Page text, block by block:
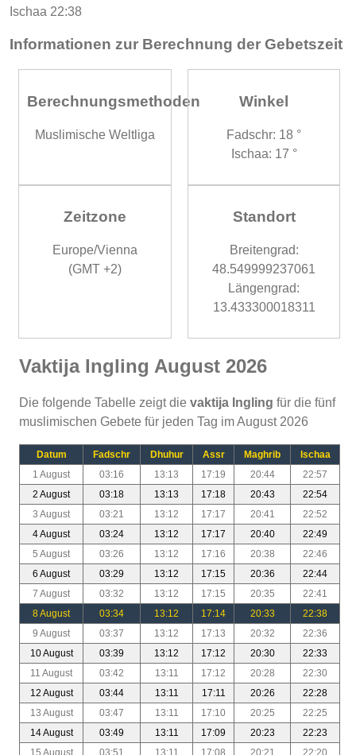
Ischaa 22:38
Informationen zur Berechnung der Gebetszeit
Berechnungsmethoden
Muslimische Weltliga
Winkel
Fadschr: 18 °
Ischaa: 17 °
Zeitzone
Europe/Vienna
(GMT +2)
Standort
Breitengrad:
48.549999237061
Längengrad:
13.433300018311
Vaktija Ingling August 2026
Die folgende Tabelle zeigt die vaktija Ingling für die fünf
muslimischen Gebete für jeden Tag im August 2026
Datum Fadschr Dhuhur Assr Maghrib
Ischaa
1 August
03:16 13:13 17:19 20:44
22:57
2 August
03:18 13:13 17:18 20:43
22:54
3 August
03:21 13:12 17:17 20:41
22:52
4 August
03:24 13:12 17:17 20:40
22:49
5 August
03:26 13:12 17:16 20:38
22:46
6 August
03:29 13:12 17:15 20:36
22:44
7 August
03:32 13:12 17:15 20:35
22:41
8 August
03:34 13:12 17:14 20:33
22:38
9 August
03:37 13:12 17:13 20:32
22:36
10 August
03:39 13:12 17:12 20:30
22:33
11 August
03:42 13:11 17:12 20:28
22:30
12 August
03:44 13:11 17:11 20:26
22:28
13 August
03:47 13:11 17:10 20:25
22:25
14 August
03:49 13:11 17:09 20:23
22:23
15 August
03:51 13:11 17:08 20:21 22:20